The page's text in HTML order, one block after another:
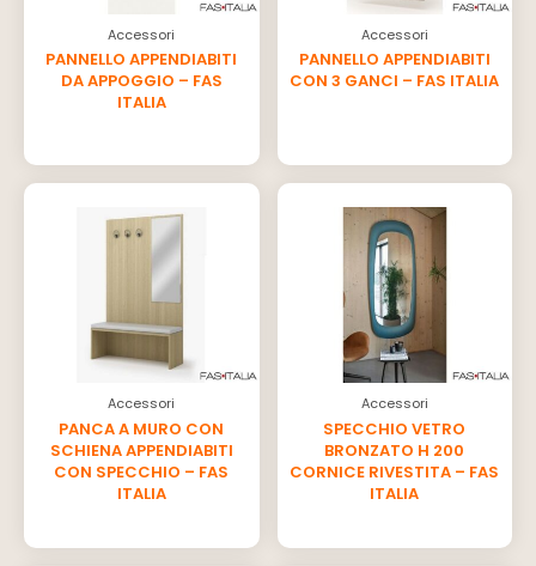
Accessori
PANNELLO APPENDIABITI
DA APPOGGIO – FAS
ITALIA
Accessori
PANNELLO APPENDIABITI
CON 3 GANCI – FAS ITALIA
Accessori
PANCA A MURO CON
SCHIENA APPENDIABITI
CON SPECCHIO – FAS
ITALIA
Accessori
SPECCHIO VETRO
BRONZATO H 200
CORNICE RIVESTITA – FAS
ITALIA